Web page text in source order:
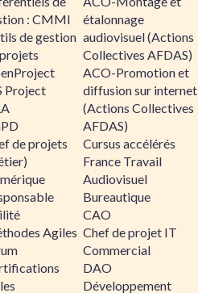
: CMMI
de gestion
Project
de projets
Agiles
étalonnage
audiovisuel (Actions
Collectives AFDAS)
ACO-Promotion et
diffusion sur internet
(Actions Collectives
AFDAS)
Cursus accélérés
France Travail
Audiovisuel
Bureautique
CAO
Chef de projet IT
Commercial
DAO
Développement